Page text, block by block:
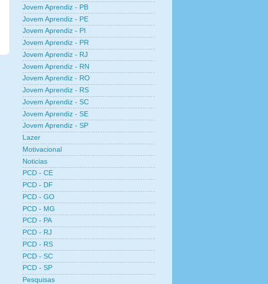
Jovem Aprendiz - PB
Jovem Aprendiz - PE
Jovem Aprendiz - PI
Jovem Aprendiz - PR
Jovem Aprendiz - RJ
Jovem Aprendiz - RN
Jovem Aprendiz - RO
Jovem Aprendiz - RS
Jovem Aprendiz - SC
Jovem Aprendiz - SE
Jovem Aprendiz - SP
Lazer
Motivacional
Noticias
PCD - CE
PCD - DF
PCD - GO
PCD - MG
PCD - PA
PCD - RJ
PCD - RS
PCD - SC
PCD - SP
Pesquisas